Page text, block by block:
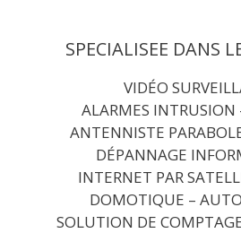
SPECIALISEE DANS
VIDÉO
ALARMES INTRUSION
ANTENNISTE
DÉPANNAGE
INTERNET PAR
DOMOTIQUE –
SOLUTION DE